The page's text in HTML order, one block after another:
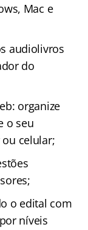
Mac e
audiolivros
do
organize
o seu
celular;
o edital com
níveis